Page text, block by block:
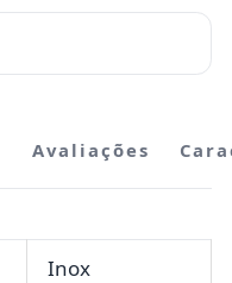
Avaliações
Inox